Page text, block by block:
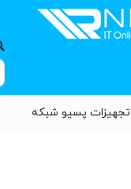
تجهیزات پسیو شبکه